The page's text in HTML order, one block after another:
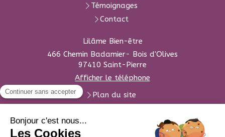
Témoignages
Contact
Lilâme Bien-être
466 Chemin Badamier- Bois d'Olives
97410 Saint-Pierre
Afficher le téléphone
Plan du site
Du